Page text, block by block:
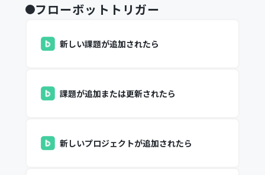
フローボットトリガー
新しい課題が追加されたら
課題が追加または更新されたら
新しいプロジェクトが追加されたら